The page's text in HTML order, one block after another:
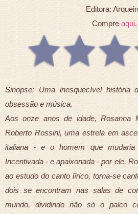
Editora:
Compreaqui.
Sinopse: Uma inesquecível história
obsessão e música.
Aos onze anos de idade, Rosanna
Roberto Rossini, uma estrela em
italiana - e o homem que
Incentivada - e apaixonada - por ele,
ao estudo do canto lírico, torna-se
dois se encontram nas salas de
mundo, dividindo não só o palco